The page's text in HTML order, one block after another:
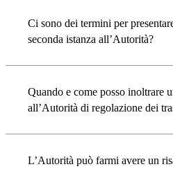
Ci sono dei termini per
seconda istanza all’Autorità?
Quando e come posso inoltrare
all’Autorità di regolazione dei
L’Autorità può farmi avere un